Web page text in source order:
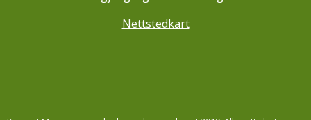
Nettstedkart